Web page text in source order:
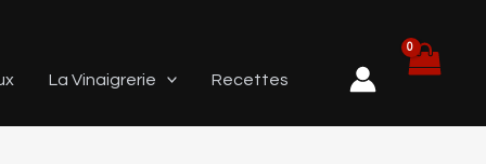
La Vinaigrerie Recettes